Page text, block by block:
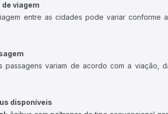
de viagem
entre as cidades pode variar conforme
passagens variam de acordo com a viação,
disponíveis